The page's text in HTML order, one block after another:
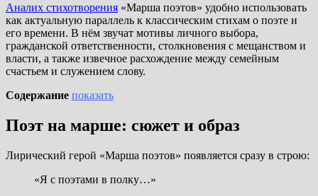
Аналих стихотворения «Марша поэтов» удобно использовать
как актуальную параллель к классическим стихам о поэте и
его времени. В нём звучат мотивы личного выбора,
гражданской ответственности, столкновения с мещанством и
власти, а также извечное расхождение между семейным
счастьем и служением слову.
Содержание показать
Поэт на марше: сюжет и образ
Лирический герой «Марша поэтов» появляется сразу в строю:
«Я с поэтами в полку…»